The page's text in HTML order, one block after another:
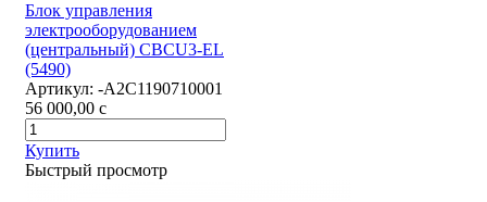
Блок управления
электрооборудованием
(центральный) CBCU3-EL
(5490)
Артикул: -А2С1190710001
56 000,00 c
Купить
Быстрый просмотр